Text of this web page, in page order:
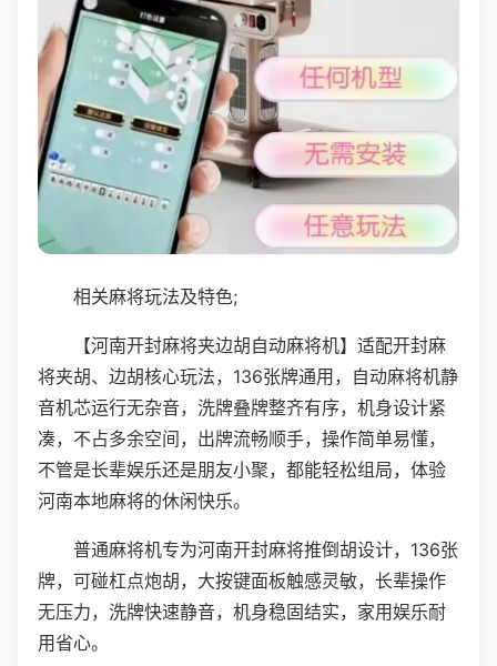
相关麻将玩法及特色;
【河南开封麻将夹边胡自动麻将机】适配开封麻
将夹胡、边胡核心玩法，136张牌通用，自动麻将机静
音机芯运行无杂音，洗牌叠牌整齐有序，机身设计紧
凑，不占多余空间，出牌流畅顺手，操作简单易懂，
不管是长辈娱乐还是朋友小聚，都能轻松组局，体验
河南本地麻将的休闲快乐。
普通麻将机专为河南开封麻将推倒胡设计，136张
牌，可碰杠点炮胡，大按键面板触感灵敏，长辈操作
无压力，洗牌快速静音，机身稳固结实，家用娱乐耐
用省心。